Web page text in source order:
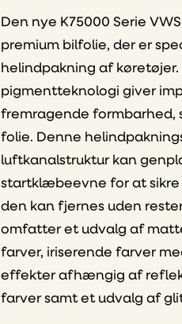
Den nye K75000 Serie
premium bilfolie, der er
helindpakning af
pigmentteknologi giver
fremragende formbarhed,
folie. Denne
luftkanalstruktur kan
startklæbeevne for at
den kan fjernes uden
omfatter et udvalg af
farver, iriserende farver
effekter afhængig af
farver samt et udvalg af